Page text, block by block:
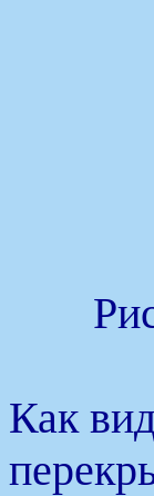
Как